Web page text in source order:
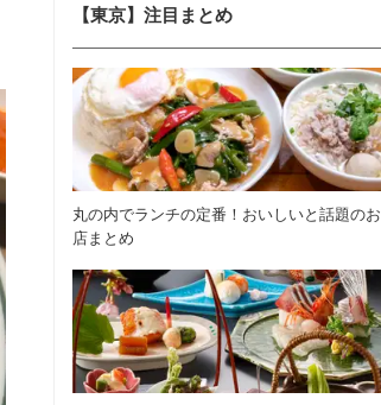
【東京】注目まとめ
丸の内でランチの定番！おいしいと話題のお
店まとめ